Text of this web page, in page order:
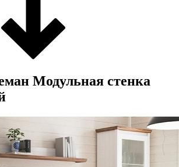
Модульная стенка